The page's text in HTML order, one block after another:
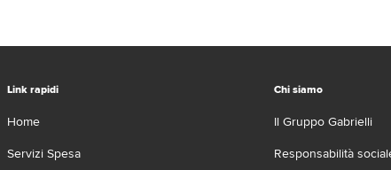
Link rapidi
Home
Servizi Spesa
Chi siamo
Il Gruppo Gabrielli
Responsabilità